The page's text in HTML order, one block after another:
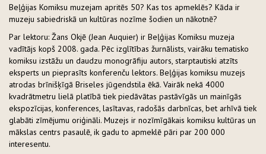
Beļģijas Komiksu muzejam apritēs 50? Kas tos apmeklēs? Kāda ir
muzeju sabiedriskā un kultūras nozīme šodien un nākotnē?
Par lektoru: Žans Okjē (Jean Auquier) ir Beļģijas Komiksu muzeja
vadītājs kopš 2008. gada. Pēc izglītības žurnālists, vairāku tematisko
komiksu izstāžu un daudzu monogrāfiju autors, starptautiski atzīts
eksperts un pieprasīts konferenču lektors. Beļģijas komiksu muzejs
atrodas brīnišķīgā Briseles jūgendstila ēkā. Vairāk nekā 4000
kvadrātmetru lielā platībā tiek piedāvātas pastāvīgās un mainīgās
ekspozīcijas, konferences, lasītavas, radošās darbnīcas, bet arhīvā tiek
glabāti zīmējumu oriģināli. Muzejs ir nozīmīgākais komiksu kultūras un
mākslas centrs pasaulē, ik gadu to apmeklē pāri par 200 000
interesentu.